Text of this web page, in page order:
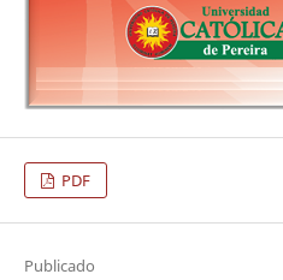
PDF
Publicado